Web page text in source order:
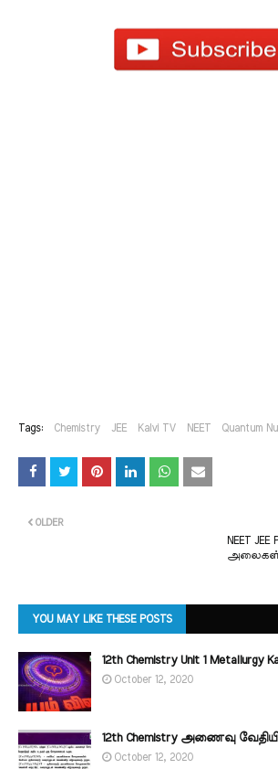
Tags: Chemistry JEE Kalvi TV NEET Quantum
NEET
அலைகள்
OLDER
YOU MAY LIKE THESE POSTS
12th Chemistry Unit 1 Metallurgy
October 12, 2020
12th Chemistry அணைவு
October 12, 2020